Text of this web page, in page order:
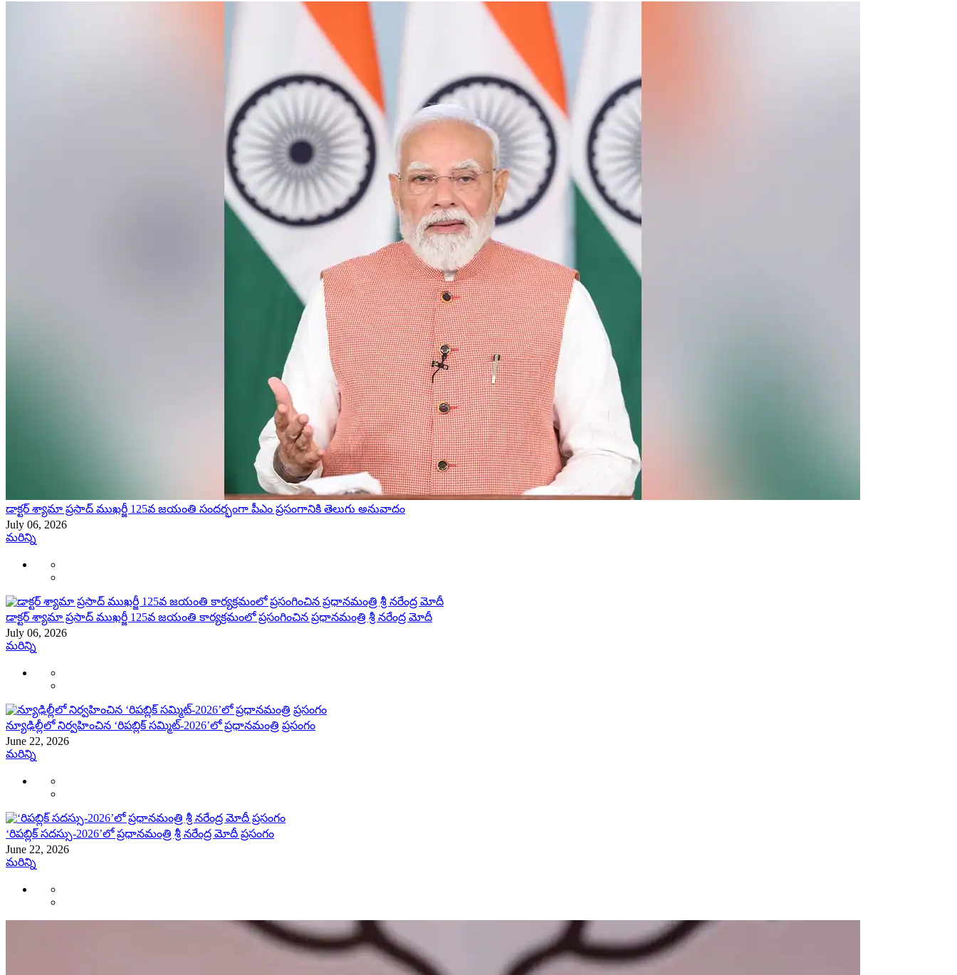
డాక్టర్ శ్యామా ప్రసాద్ ముఖర్జీ 125వ జయంతి సందర్భంగా పీఎం ప్రసంగానికి తెలుగు అనువాదం
July 06, 2026
మరిన్ని
డాక్టర్ శ్యామా ప్రసాద్ ముఖర్జీ 125వ జయంతి కార్యక్రమంలో ప్రసంగించిన ప్రధానమంత్రి శ్రీ నరేంద్ర మోదీ
July 06, 2026
మరిన్ని
న్యూఢిల్లీలో నిర్వహించిన ‘రిపబ్లిక్‌ సమ్మిట్‌-2026’లో ప్రధానమంత్రి ప్రసంగం
June 22, 2026
మరిన్ని
‘రిపబ్లిక్ సదస్సు-2026’లో ప్రధానమంత్రి శ్రీ నరేంద్ర మోదీ ప్రసంగం
June 22, 2026
మరిన్ని